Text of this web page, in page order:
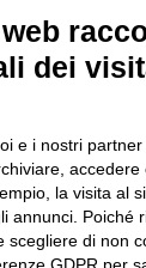
Obiettivi
30, Collegno
Email:
(PEC):
dei
e i nostri
la visita al
annunci. Poiché
scegliere di non